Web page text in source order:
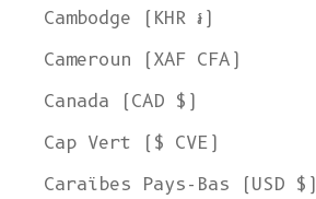
Cambodge (KHR ៛)
Cameroun (XAF CFA)
Canada (CAD $)
Cap Vert ($ CVE)
Caraïbes Pays-Bas (USD $)